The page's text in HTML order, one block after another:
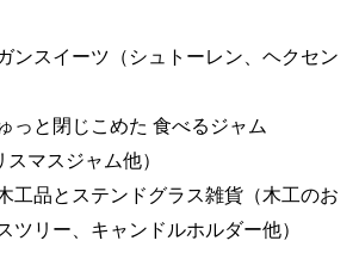
ンスイーツ（シュトーレン、ヘクセン
っと閉じこめた 食べるジャム
スマスジャム他）
工品とステンドグラス雑貨（木工のお
ツリー、キャンドルホルダー他）